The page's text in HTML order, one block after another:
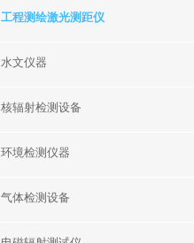
工程测绘激光测距仪
水文仪器
核辐射检测设备
环境检测仪器
气体检测设备